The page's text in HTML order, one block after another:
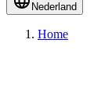
Nederland
Home